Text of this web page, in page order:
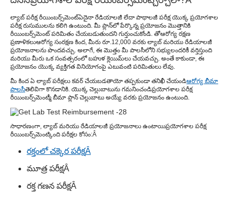
ల్యాబ్ పరీక్ష రీయింబర్స్‌మెంట్ఏదైనా రేడియాలజీ లేదా పాథాలజీ పరీక్ష యొక్క ప్రయోగశాల
పరీక్ష రుసుములను కలిగి ఉంటుంది. మీ ప్లాన్‌లో పేర్కొన్న ప్రయోజనం మొత్తానికి
రీయింబర్స్‌మెంట్ పరిమితం చేయబడుతుందని గుర్తుంచుకోండి. తోఆరోగ్య రక్షణ
ప్రణాళికలుఆరోగ్య సంరక్షణ కింద, మీరు రూ.12,000 వరకు ల్యాబ్ మరియు రేడియాలజీ
ప్రయోజనాలను పొందవచ్చు. అలాగే, ఈ మొత్తం మీ పాలసీలోని సభ్యులందరికీ వర్తిస్తుంది
మరియు మీరు ఒక సంవత్సరంలో బహుళ క్లెయిమ్‌లు చేయవచ్చు. అంతే కాకుండా, ఈ
ప్రయోజనం యొక్క వ్యక్తిగత వినియోగంపై ఎటువంటి పరిమితులు లేవు.
మీ కింద ఏ ల్యాబ్ పరీక్షలు కవర్ చేయబడతాయో తప్పకుండా తనిఖీ చేయండిఆరోగ్య బీమా
పాలసీతెలివిగా కొనడానికి. యొక్క చెల్లుబాటును గమనించండిప్రయోగశాల పరీక్ష
రీయింబర్స్‌మెంట్ మీ బీమా ప్లాన్ చెల్లుబాటు అయ్యే వరకు ప్రయోజనం ఉంటుంది.
సాధారణంగా, ల్యాబ్ మరియు రేడియాలజీ ప్రయోజనాలు ఉంటాయిప్రయోగశాల పరీక్ష
రీయింబర్స్‌మెంట్కింది పరీక్షల కోసం:Â
రక్తంలో చక్కెర పరీక్షÂ
మూత్ర పరీక్షÂ
రక్త గణన పరీక్షÂ